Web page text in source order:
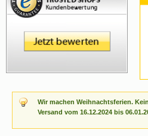
Wir machen Weihnachtsferien.
Versand vom 16.12.2024 bis